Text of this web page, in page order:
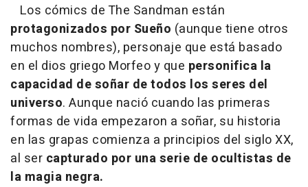
Los cómics de The Sandman están
protagonizados por Sueño (aunque tiene otros
muchos nombres), personaje que está basado
en el dios griego Morfeo y que personifica la
capacidad de soñar de todos los seres del
universo. Aunque nació cuando las primeras
formas de vida empezaron a soñar, su historia
en las grapas comienza a principios del siglo XX,
al ser capturado por una serie de ocultistas de
la magia negra.